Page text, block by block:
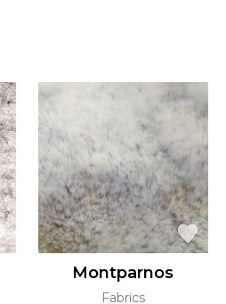
Montparnos
Fabrics